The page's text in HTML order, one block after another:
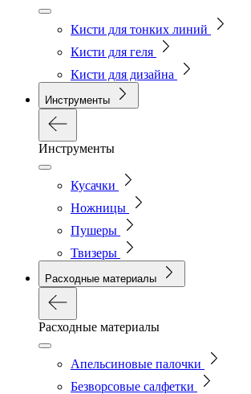
Кисти для тонких линий
Кисти для геля
Кисти для дизайна
Инструменты
Инструменты
Кусачки
Ножницы
Пушеры
Твизеры
Расходные материалы
Расходные материалы
Апельсиновые палочки
Безворсовые салфетки